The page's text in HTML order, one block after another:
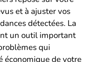
et à ajuster vos
détectées. La
un outil important
qui
économique de votre